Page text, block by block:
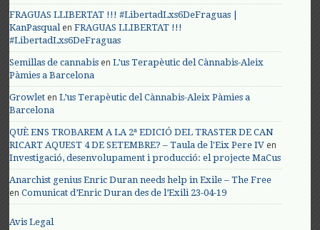
FRAGUAS LLIBERTAT !!! #LibertadLxs6DeFraguas |
KanPasqualenFRAGUAS LLIBERTAT !!!
#LibertadLxs6DeFraguas
Semillas de cannabis enL’us Terapèutic del Cànnabis-Aleix
Pàmies a Barcelona
Growlet enL’us Terapèutic del Cànnabis-Aleix Pàmies a
Barcelona
QUÈ ENS TROBAREM A LA 2ª EDICIÓ DEL TRASTER DE CAN
RICART AQUEST 4 DE SETEMBRE? – Taula de l'Eix Pere IV en
Investigació, desenvolupament i producció: el projecte MaCus
Anarchist genius Enric Duran needs help in Exile – The Free
enComunicat d’Enric Duran des de l’Exili 23-04-19
Avis Legal